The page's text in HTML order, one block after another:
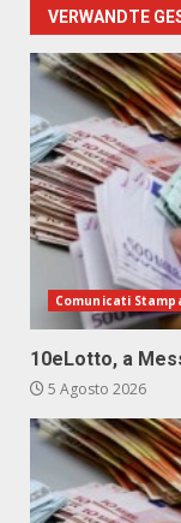
VERWANDTE
Comunicati
10eLotto, a
5 Agosto 2026